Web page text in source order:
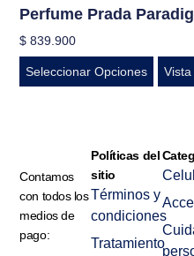
Perfume Prada
$ 839.900
Seleccionar Opciones
Contamos
con todos los
medios de
pago:
Políticas del
sitio
Términos y
condiciones
Tratamiento